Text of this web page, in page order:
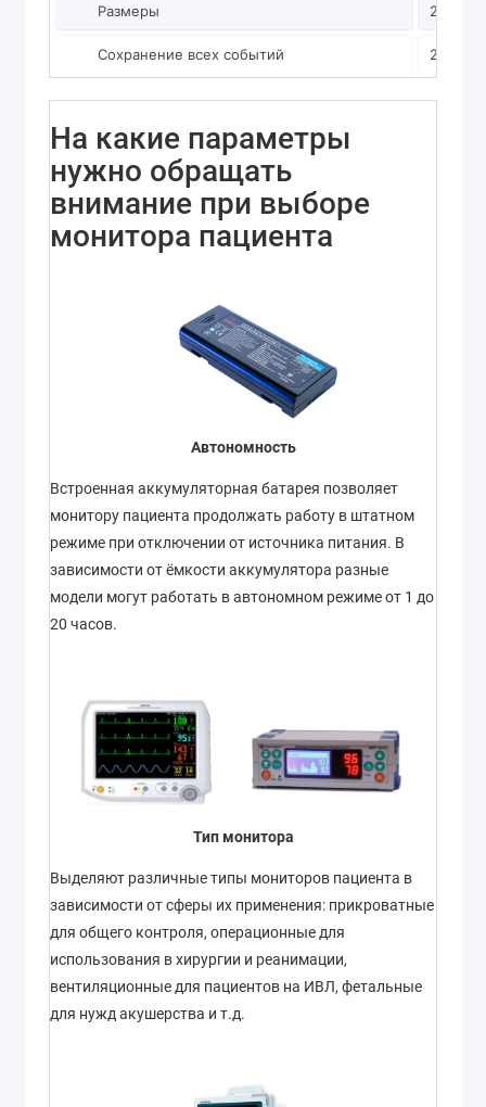
Размеры 22 х 27
Сохранение всех событий 24 часа
На какие параметры
нужно обращать
внимание при выборе
монитора пациента
Автономность
Встроенная аккумуляторная батарея позволяет
монитору пациента продолжать работу в штатном
режиме при отключении от источника питания. В
зависимости от ёмкости аккумулятора разные
модели могут работать в автономном режиме от 1 до
20 часов.
Тип монитора
Выделяют различные типы мониторов пациента в
зависимости от сферы их применения: прикроватные
для общего контроля, операционные для
использования в хирургии и реанимации,
вентиляционные для пациентов на ИВЛ, фетальные
для нужд акушерства и т.д.